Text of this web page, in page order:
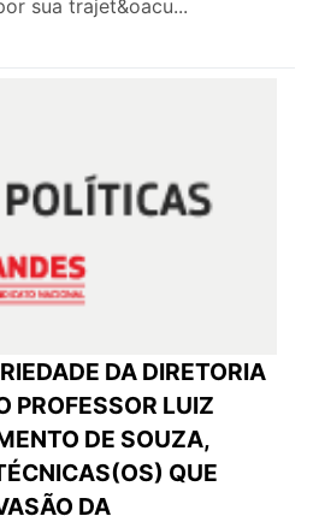
sua trajet&oacu...
DA DIRETORIA
PROFESSOR LUIZ
DE SOUZA,
QUE
DA